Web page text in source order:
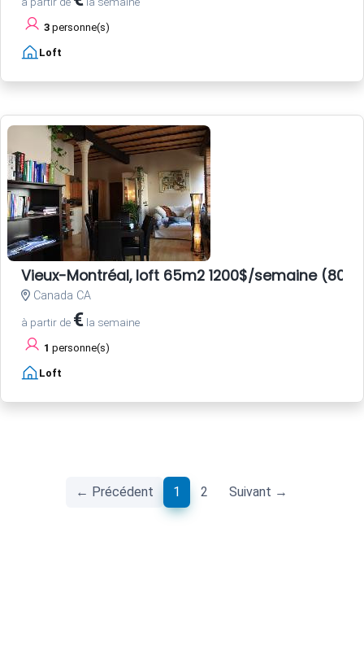
3 personne(s)
Loft
Vieux-Montréal, loft 65m2 1200$/semaine
Canada CA
à partir de € la semaine
1 personne(s)
Loft
← Précédent 1 (current)
2 Suivant →